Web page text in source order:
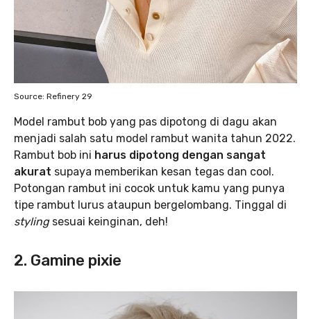
Source: Refinery 29
Model rambut bob yang pas dipotong di dagu akan
menjadi salah satu model rambut wanita tahun 2022.
Rambut bob ini harus dipotong dengan sangat
akurat supaya memberikan kesan tegas dan cool.
Potongan rambut ini cocok untuk kamu yang punya
tipe rambut lurus ataupun bergelombang. Tinggal di
stylingsesuai keinginan, deh!
2. Gamine pixie